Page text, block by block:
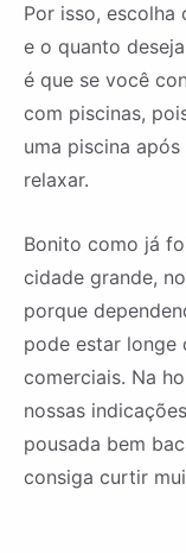
Por isso,
e o quanto
é que se você
com piscinas,
uma piscina
relaxar.
Bonito como já
cidade grande,
porque
pode estar longe
comerciais. Na
nossas
pousada bem
consiga curtir